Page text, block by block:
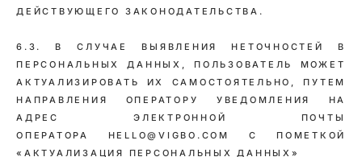
ДЕЙСТВУЮЩЕГО ЗАКОНОДАТЕЛЬСТВА.
6.3. В СЛУЧАЕ ВЫЯВЛЕНИЯ НЕТОЧНОСТЕЙ В
ПЕРСОНАЛЬНЫХ ДАННЫХ, ПОЛЬЗОВАТЕЛЬ МОЖЕТ
АКТУАЛИЗИРОВАТЬ ИХ САМОСТОЯТЕЛЬНО, ПУТЕМ
НАПРАВЛЕНИЯ ОПЕРАТОРУ УВЕДОМЛЕНИЯ НА
АДРЕС ЭЛЕКТРОННОЙ ПОЧТЫ
ОПЕРАТОРА HELLO@VIGBO.COM С ПОМЕТКОЙ
«АКТУАЛИЗАЦИЯ ПЕРСОНАЛЬНЫХ ДАННЫХ»